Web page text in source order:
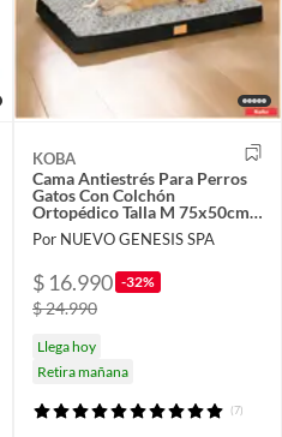
KOBA
Cama Antiestrés Para Perros
Gatos Con Colchón
Ortopédico Talla M 75x50cm
Color Marengo Con Negro
Por NUEVO GENESIS SPA
$ 16.990 -32%
$ 24.990
Llega hoy
Retira mañana
(7)